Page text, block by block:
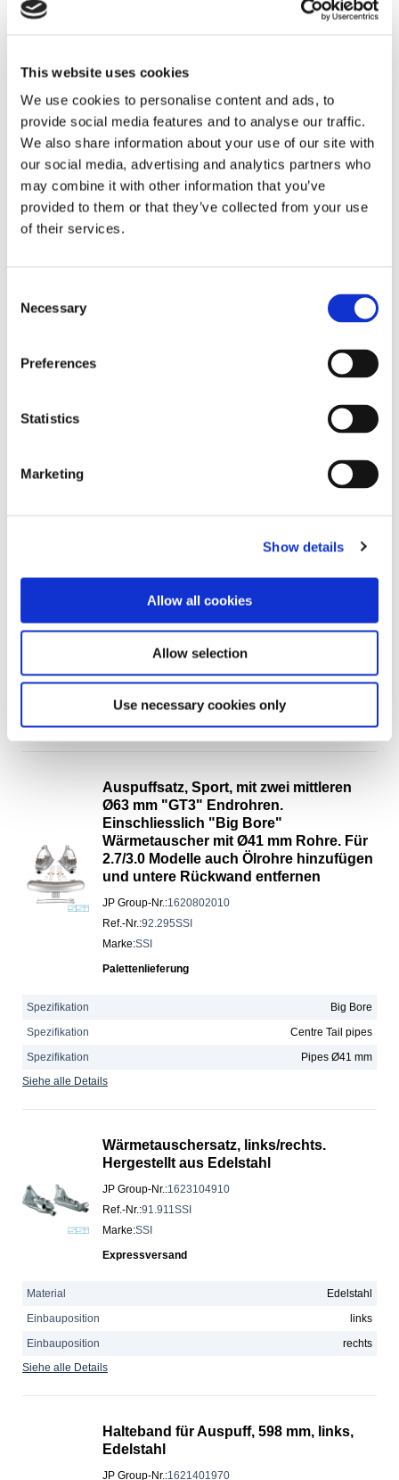
This website uses cookies
We use cookies to personalise content and ads, to
provide social media features and to analyse our traffic.
We also share information about your use of our site with
our social media, advertising and analytics partners who
may combine it with other information that you’ve
provided to them or that they’ve collected from your use
of their services.
Selection
Necessary
Preferences
Statistics
Marketing
Show details
Allow all cookies
Allow selection
Use necessary cookies only
Material
Siehe alle Details
Heizklappenkasten mit automatischer
Heizungsregelung, links. Hergestellt aus
Edelstahl
Material
Edelstahl
Siehe alle Details
Auspuff hinten, Sport, mit einem Ø70
Material
Edelstahl
Siehe alle Details
Auspuffsatz, Sport, mit zwei mittleren
Ø63 mm "GT3" Endrohren.
Einschliesslich "Big Bore"
Wärmetauscher mit Ø41 mm Rohre. Für
2.7/3.0 Modelle auch Ölrohre hinzufügen
und untere Rückwand entfernen
JP Group-Nr.:1620802010
Ref.-Nr.:92.295SSI
Marke:SSI
Palettenlieferung
Spezifikation
Big Bore
Spezifikation
Centre Tail pipes
Spezifikation
Pipes Ø41 mm
Siehe alle Details
Wärmetauschersatz, links/rechts.
Hergestellt aus Edelstahl
JP Group-Nr.:1623104910
Ref.-Nr.:91.911SSI
Marke:SSI
Expressversand
Material
Edelstahl
Einbauposition
links
Einbauposition
rechts
Siehe alle Details
Halteband für Auspuff, 598 mm, links,
Edelstahl
JP Group-Nr.:1621401970